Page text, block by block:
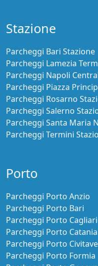
Stazione
Parcheggi Bari Stazione
Parcheggi Lamezia
Parcheggi Napoli
Parcheggi Piazza
Parcheggi Rosarno
Parcheggi Salerno
Parcheggi Santa Maria
Parcheggi Termini
Porto
Parcheggi Porto Anzio
Parcheggi Porto Bari
Parcheggi Porto Cagliari
Parcheggi Porto Catania
Parcheggi Porto
Parcheggi Porto Formia